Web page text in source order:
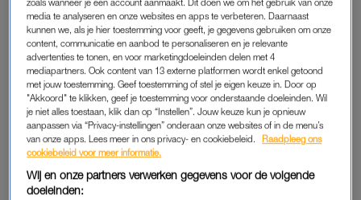
Amsterdamse Tropenmuseum dit weekend beklad.
DEEL JE MENING
Hoe sta jij in de discussie over racisme? Doe mee aan onze
anonieme enquête. Vind je een aanpassing van schoolboeken
bijvoorbeeld wel of geen goed idee? Wil je je eigen kind nog
zwart schminken met Sinterklaas? Voer je gesprekken over
het slavernijverleden met je kinderen?
zoals wanneer je een account aanmaakt. Dit doen we om het gebruik van onze
media te analyseren en onze websites en apps te verbeteren. Daarnaast
kunnen we, als je hier toestemming voor geeft, je gegevens gebruiken om onze
content, communicatie en aanbod te personaliseren en je relevante
advertenties te tonen, en voor marketingdoeleinden delen met 4
mediapartners. Ook content van 13 externe platformen wordt enkel getoond
met jouw toestemming. Geef toestemming of stel je eigen keuze in. Door op
"Akkoord" te klikken, geef je toestemming voor onderstaande doeleinden. Wil
je niet alles toestaan, klik dan op “Instellen”. Jouw keuze kun je opnieuw
aanpassen via “Privacy-instellingen” onderaan onze websites of in de menu’s
van onze apps. Lees meer in ons privacy- en cookiebeleid.
Raadpleeg ons
cookiebeleid voor meer informatie.
Wij en onze partners verwerken gegevens voor de volgende
doeleinden: